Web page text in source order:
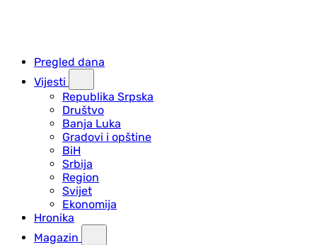
Pregled dana
Vijesti
Republika Srpska
Društvo
Banja Luka
Gradovi i opštine
BiH
Srbija
Region
Svijet
Ekonomija
Hronika
Magazin